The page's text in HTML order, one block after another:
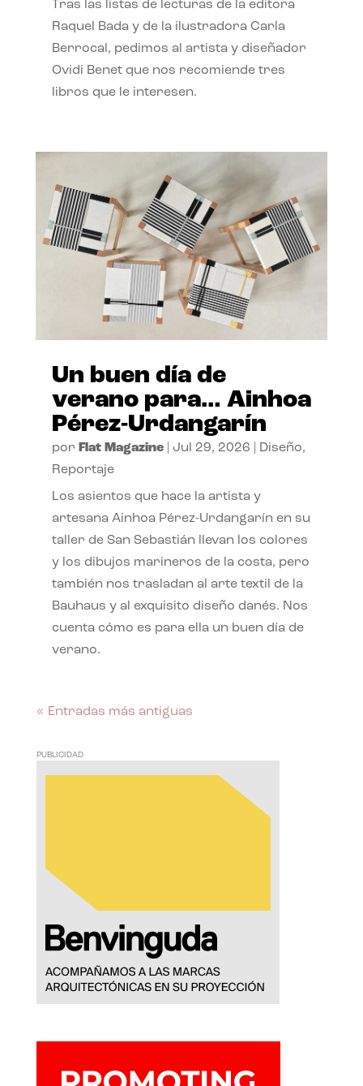
Tras las listas de lecturas de la editora
Raquel Bada y de la ilustradora Carla
Berrocal, pedimos al artista y diseñador
Ovidi Benet que nos recomiende tres
libros que le interesen.
Un buen día de
verano para… Ainhoa
Pérez-Urdangarín
por Flat Magazine| Jul 29, 2026 Diseño,
Reportaje
Los asientos que hace la artista y
artesana Ainhoa Pérez-Urdangarín en su
taller de San Sebastián llevan los colores
y los dibujos marineros de la costa, pero
también nos trasladan al arte textil de la
Bauhaus y al exquisito diseño danés. Nos
cuenta cómo es para ella un buen día de
verano.
« Entradas más antiguas
PUBLICIDAD